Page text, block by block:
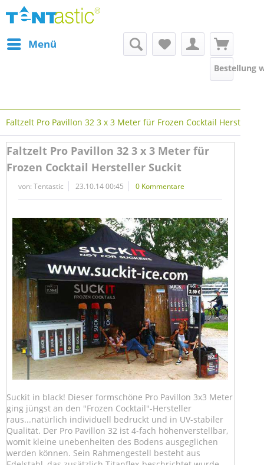
Menü
Bestellung
Faltzelt Pro Pavillon 32 3 x 3 Meter für Frozen Cocktail Hersteller
Faltzelt Pro Pavillon 32 3 x 3 Meter für
Frozen Cocktail Hersteller Suckit
von: Tentastic 23.10.14 00:45 0 Kommentare
Suckit in black! Dieser formschöne Pro Pavillon 3x3 Meter
ging jüngst an den "Frozen Cocktail"-Hersteller
raus...natürlich individuell bedruckt und in UV-stabiler
Qualität. Der Pro Pavillon 32 ist 4-fach höhenverstellbar,
womit kleine unebenheiten des Bodens ausgeglichen
werden können. Sein Rahmengestell besteht aus